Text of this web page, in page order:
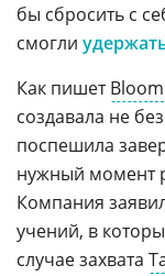
бы сбросить с
смогли
Как пишет
создавала не
поспешила
нужный момент
Компания
учений, в
случае захвата